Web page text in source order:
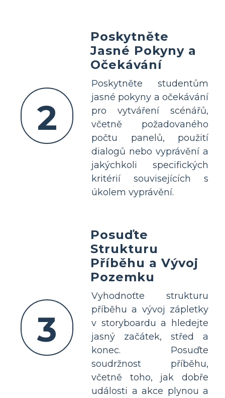
2
Poskytněte
Jasné Pokyny a
Očekávání
Poskytněte studentům
jasné pokyny a očekávání
pro vytváření scénářů,
včetně požadovaného
počtu panelů, použití
dialogů nebo vyprávění a
jakýchkoli specifických
kritérií souvisejících s
úkolem vyprávění.
3
Posuďte
Strukturu
Příběhu a Vývoj
Pozemku
Vyhodnoťte strukturu
příběhu a vývoj zápletky
v storyboardu a hledejte
jasný začátek, střed a
konec. Posuďte
soudržnost příběhu,
včetně toho, jak dobře
události a akce plynou a